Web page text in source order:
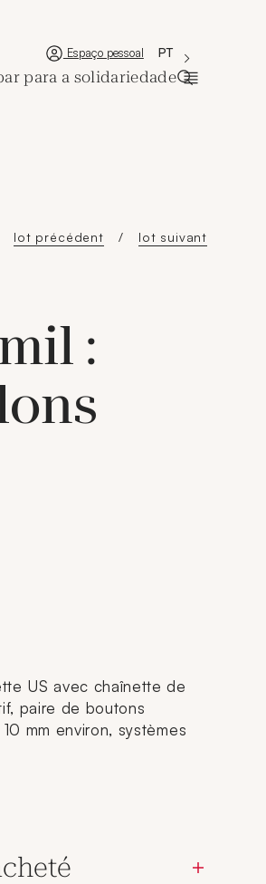
Nova janela
Espaço pessoal 'Choisir une
La langue
PT
para a solidariedade
lot précédent lot suivant
:
US avec chaînette de
paire de boutons
mm environ, systèmes